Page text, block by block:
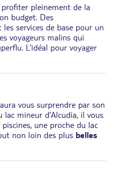
pleinement de la
budget. Des
services de base pour un
voyageurs malins qui
L’idéal pour voyager
vous surprendre par son
mineur d’Alcudia, il vous
une proche du lac
non loin des plus belles